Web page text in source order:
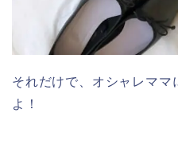
それだけで、オシャレママ
よ！